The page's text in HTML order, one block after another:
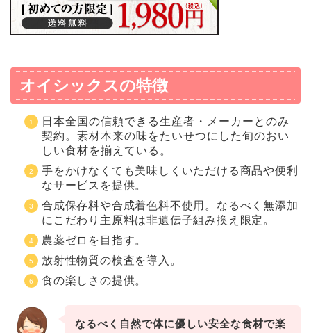
オイシックスの特徴
日本全国の信頼できる生産者・メーカーとのみ
契約。素材本来の味をたいせつにした旬のおい
しい食材を揃えている。
手をかけなくても美味しくいただける商品や便利
なサービスを提供。
合成保存料や合成着色料不使用。なるべく無添加
にこだわり主原料は非遺伝子組み換え限定。
農薬ゼロを目指す。
放射性物質の検査を導入。
食の楽しさの提供。
なるべく自然で体に優しい安全な食材で楽